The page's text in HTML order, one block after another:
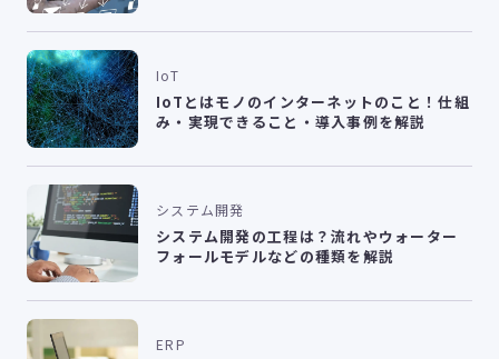
IoT
IoTとはモノのインターネットのこと！仕組
み・実現できること・導入事例を解説
システム開発
システム開発の工程は？流れやウォーター
フォールモデルなどの種類を解説
ERP